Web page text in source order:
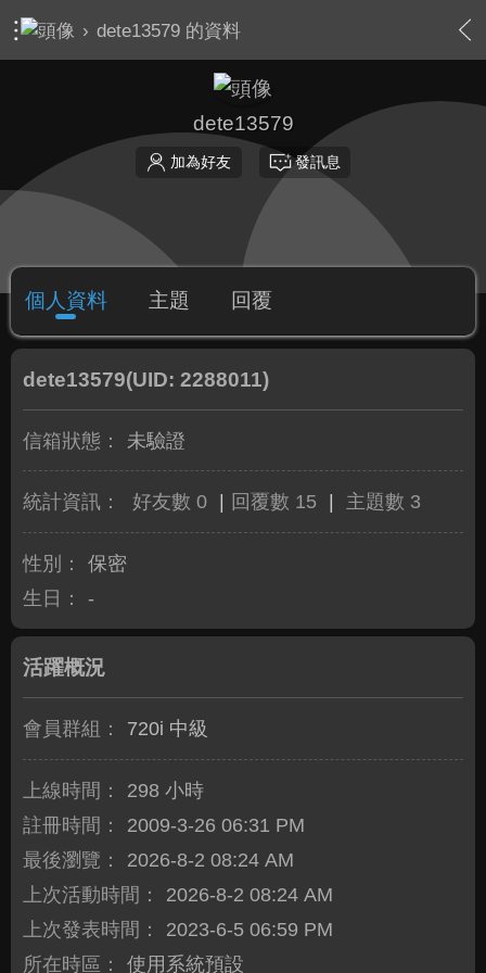
› dete13579 的資料
dete13579
加為好友 發訊息
個人資料 主題 回覆
dete13579(UID: 2288011)
信箱狀態： 未驗證
統計資訊： 好友數 0 回覆數 15 主題數 3
性別：
保密
生日：
-
活躍概況
會員群組： 720i 中級
上線時間：
298 小時
註冊時間：
2009-3-26 06:31 PM
最後瀏覽：
2026-8-2 08:24 AM
上次活動時間：
2026-8-2 08:24 AM
上次發表時間：
2023-6-5 06:59 PM
所在時區：
使用系統預設